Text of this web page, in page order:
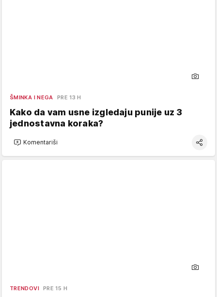
ŠMINKA I NEGA PRE 13 H
Kako da vam usne izgledaju punije uz 3
jednostavna koraka?
Komentariši
TRENDOVI PRE 15 H